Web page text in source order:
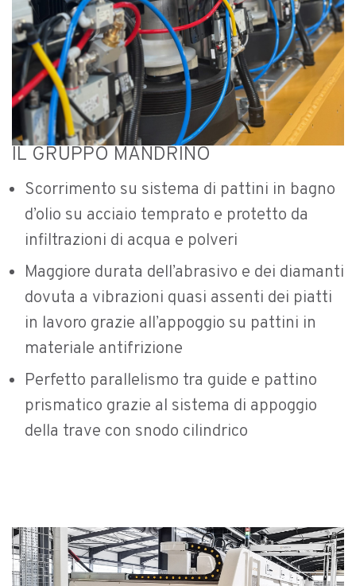
IL GRUPPO MANDRINO
Scorrimento su sistema di pattini in bagno
d’olio su acciaio temprato e protetto da
infiltrazioni di acqua e polveri
Maggiore durata dell’abrasivo e dei diamanti
dovuta a vibrazioni quasi assenti dei piatti
in lavoro grazie all’appoggio su pattini in
materiale antifrizione
Perfetto parallelismo tra guide e pattino
prismatico grazie al sistema di appoggio
della trave con snodo cilindrico